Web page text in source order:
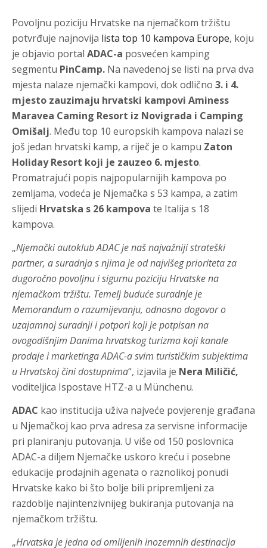
Povoljnu poziciju Hrvatske na njemačkom tržištu
potvrđuje najnovija lista top 10 kampova Europe, koju
je objavio portal ADAC-a posvećen kamping
segmentu PinCamp. Na navedenoj se listi na prva dva
mjesta nalaze njemački kampovi, dok odlično 3. i 4.
mjesto zauzimaju hrvatski kampovi Aminess
Maravea Caming Resort iz Novigrada i Camping
Omišalj. Među top 10 europskih kampova nalazi se
još jedan hrvatski kamp, a riječ je o kampu Zaton
Holiday Resort koji je zauzeo 6. mjesto.
Promatrajući popis najpopularnijih kampova po
zemljama, vodeća je Njemačka s 53 kampa, a zatim
slijedi Hrvatska s 26 kampova te Italija s 18
kampova.
„Njemački autoklub ADAC je naš najvažniji strateški
partner, a suradnja s njima je od najvišeg prioriteta za
dugoročno povoljnu i sigurnu poziciju Hrvatske na
njemačkom tržištu. Temelj buduće suradnje je
Memorandum o razumijevanju, odnosno dogovor o
uzajamnoj suradnji i potpori koji je potpisan na
ovogodišnjim Danima hrvatskog turizma koji kanale
prodaje i marketinga ADAC-a svim turističkim subjektima
u Hrvatskoj čini dostupnima“, izjavila je Nera Miličić,
voditeljica Ispostave HTZ-a u Münchenu.
ADAC kao institucija uživa najveće povjerenje građana
u Njemačkoj kao prva adresa za servisne informacije
pri planiranju putovanja. U više od 150 poslovnica
ADAC-a diljem Njemačke uskoro kreću i posebne
edukacije prodajnih agenata o raznolikoj ponudi
Hrvatske kako bi što bolje bili pripremljeni za
razdoblje najintenzivnijeg bukiranja putovanja na
njemačkom tržištu.
„Hrvatska je jedna od omiljenih inozemnih destinacija